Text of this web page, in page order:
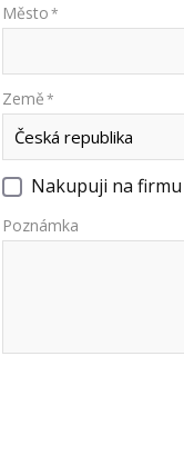
Město*
Země*
Nakupuji na firmu
Poznámka